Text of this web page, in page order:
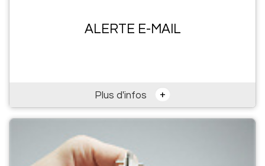
ALERTE E-MAIL
Plus d'infos +